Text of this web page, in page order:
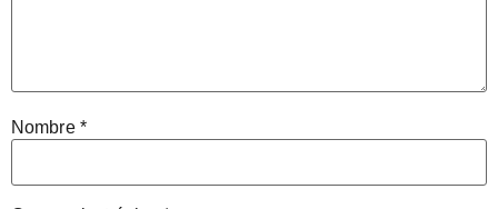
Nombre *